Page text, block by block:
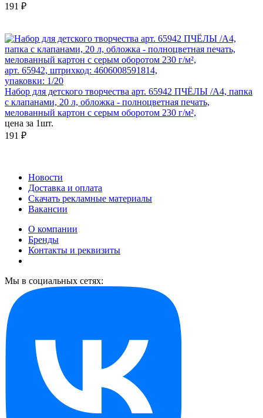
191 ₽
арт. 65942, штрихкод: 4606008591814,
упаковки: 1/20
Набор для детского творчества арт. 65942 ПЧЁЛЫ /А4, папка
с клапанами, 20 л, обложка - полноцветная печать,
мелованный картон с серым оборотом 230 г/м²,
цена за 1шт.
191 ₽
Новости
Доставка и оплата
Скачать рекламные материалы
Вакансии
О компании
Бренды
Контакты и реквизиты
Мы в социальных сетях: